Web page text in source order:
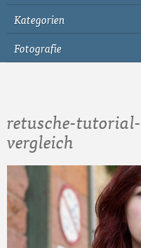
Kategorien
Fotografie
retusche-
vergleich